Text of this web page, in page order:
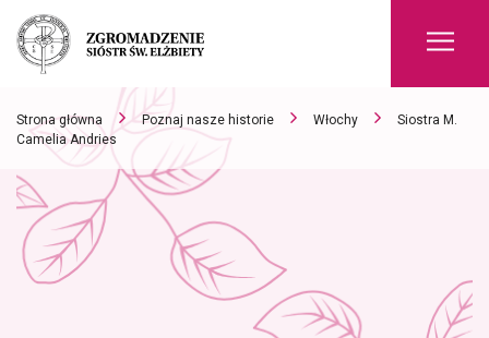
Strona główna Poznaj nasze historie Włochy
Siostra M.
Camelia Andries